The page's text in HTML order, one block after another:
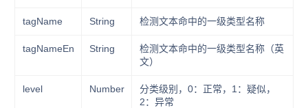
tagName String 检测文本命中的一级类型名称
tagNameEn String
检测文本命中的一级类型名称（英
文）
level Number
分类级别，0：正常，1：疑似，
2：异常